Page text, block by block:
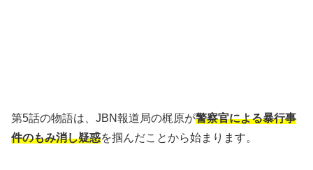
第5話の物語は、JBN報道局の梶原が警察官による暴行事
件のもみ消し疑惑を掴んだことから始まります。